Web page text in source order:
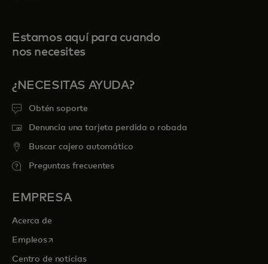
Estamos aquí para cuando
nos necesites
¿NECESITAS AYUDA?
Obtén soporte
Denuncia una tarjeta perdida o robada
Buscar cajero automático
Preguntas frecuentes
EMPRESA
Acerca de
Empleosse abre en una pestaña nueva
Centro de noticias